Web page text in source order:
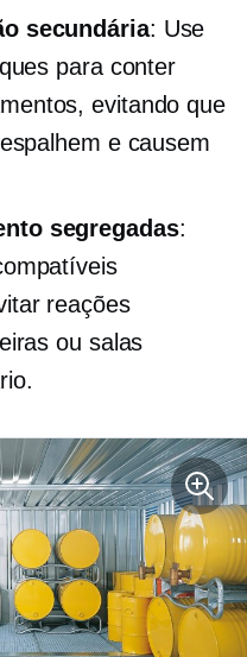
secundária: Use
para conter
evitando que
e causem
segregadas:
reações
ou salas